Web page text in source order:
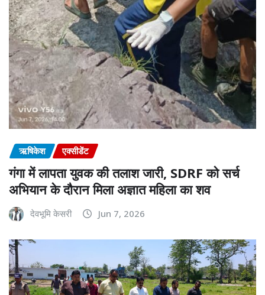
ऋषिकेश एक्सीडेंट
गंगा में लापता युवक की तलाश जारी, SDRF को सर्च
अभियान के दौरान मिला अज्ञात महिला का शव
देवभूमि केसरी Jun 7, 2026